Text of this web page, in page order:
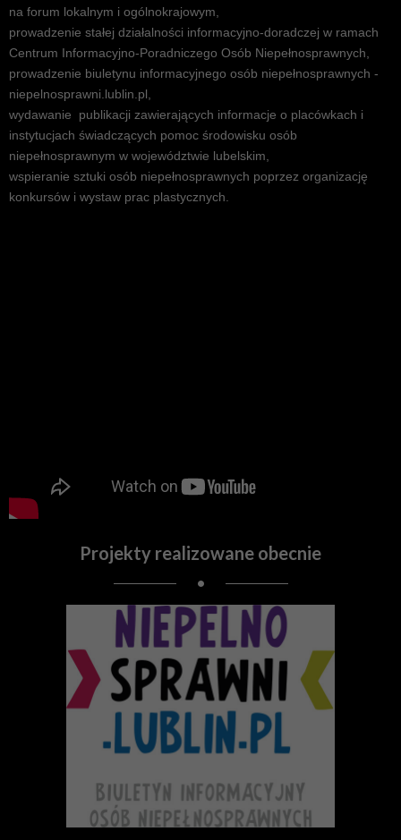
Akcja "Przewijamy Polskę"
Lubelscy Liderzy Dostępności na
na forum lokalnym i ogólnokrajowym,
prowadzenie stałej działalności informacyjno-doradczej w ramach
Centrum Informacyjno-Poradniczego Osób Niepełnosprawnych,
prowadzenie biuletynu informacyjnego osób niepełnosprawnych -
niepelnosprawni.lublin.pl,
wydawanie publikacji zawierających informacje o placówkach i
instytucjach świadczących pomoc środowisku osób
niepełnosprawnym w województwie lubelskim,
wspieranie sztuki osób niepełnosprawnych poprzez organizację
konkursów i wystaw prac plastycznych.
Projekty realizowane obecnie